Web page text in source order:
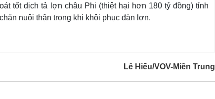
tốt dịch tả lợn châu Phi (thiệt hại hơn 180 tỷ đồng) tỉnh
nuôi thận trọng khi khôi phục đàn lợn.
Lê Hiếu/VOV-Miền Trung